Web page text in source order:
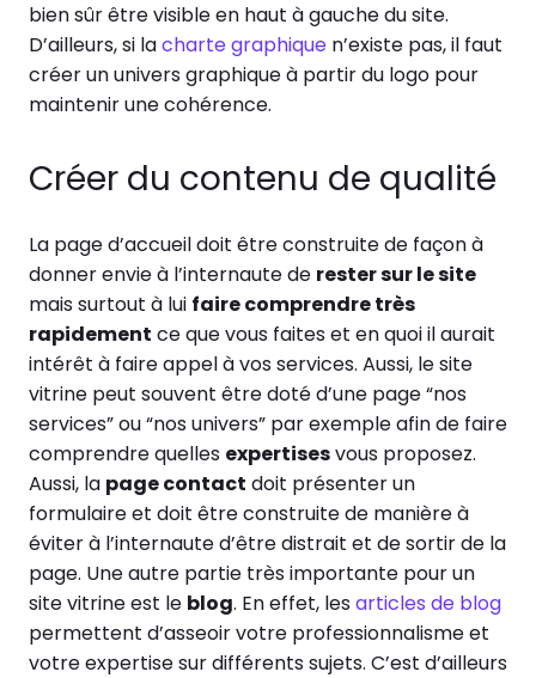
bien sûr être visible en haut à gauche du site.
D’ailleurs, si lacharte graphique n’existe pas, il faut
créer un univers graphique à partir du logo pour
maintenir une cohérence.
Créer du contenu de qualité
La page d’accueil doit être construite de façon à
donner envie à l’internaute de rester sur le site
mais surtout à lui faire comprendre très
rapidement ce que vous faites et en quoi il aurait
intérêt à faire appel à vos services. Aussi, le site
vitrine peut souvent être doté d’une page “nos
services” ou “nos univers” par exemple afin de faire
comprendre quelles expertisesvous proposez.
Aussi, la page contact doit présenter un
formulaire et doit être construite de manière à
éviter à l’internaute d’être distrait et de sortir de la
page. Une autre partie très importante pour un
site vitrine est le blog. En effet, lesarticles de blog
permettent d’asseoir votre professionnalisme et
votre expertise sur différents sujets. C’est d’ailleurs